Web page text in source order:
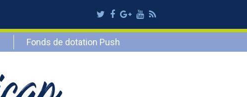
Twitter
Facebook
Google
Plus
Youtube
RSS
Fonds de dotation Push